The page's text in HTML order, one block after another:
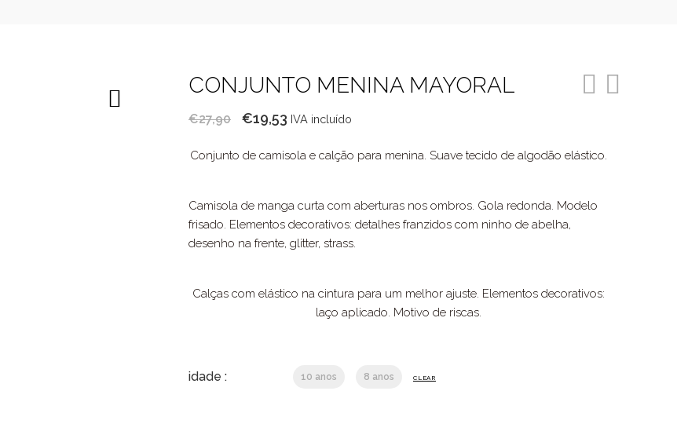
CONJUNTO MENINA MAYORAL
€27,90
O
original
€27,90.
€19,53O
atual
€19,53.
IVA incluído
Conjunto de camisola e calção para menina. Suave tecido de algodão elástico.
Camisola de manga curta com aberturas nos ombros. Gola redonda. Modelo
frisado. Elementos decorativos: detalhes franzidos com ninho de abelha,
desenho na frente, glitter, strass.
Calças com elástico na cintura para um melhor ajuste. Elementos decorativos:
laço aplicado. Motivo de riscas.
idade : 10 anos 8 anos CLEAR